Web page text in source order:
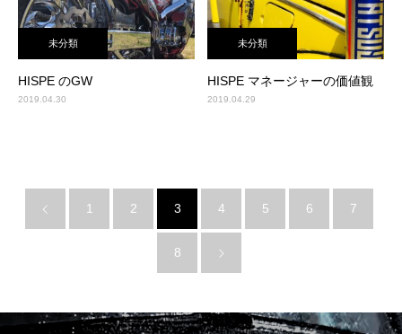
未分類
HISPE のGW
2019.04.30
未分類
HISPE マネージャーの価値観
2019.04.29
1 2 3 4 5 6 7
8